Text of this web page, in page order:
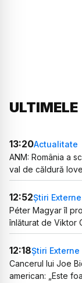
ULTIMELE
13:20Actualitate
ANM: România a
val de căldură
12:52Știri Externe
Péter Magyar îl
înlăturat de Viktor
12:18Știri Externe
Cancerul lui Joe
american: „Este